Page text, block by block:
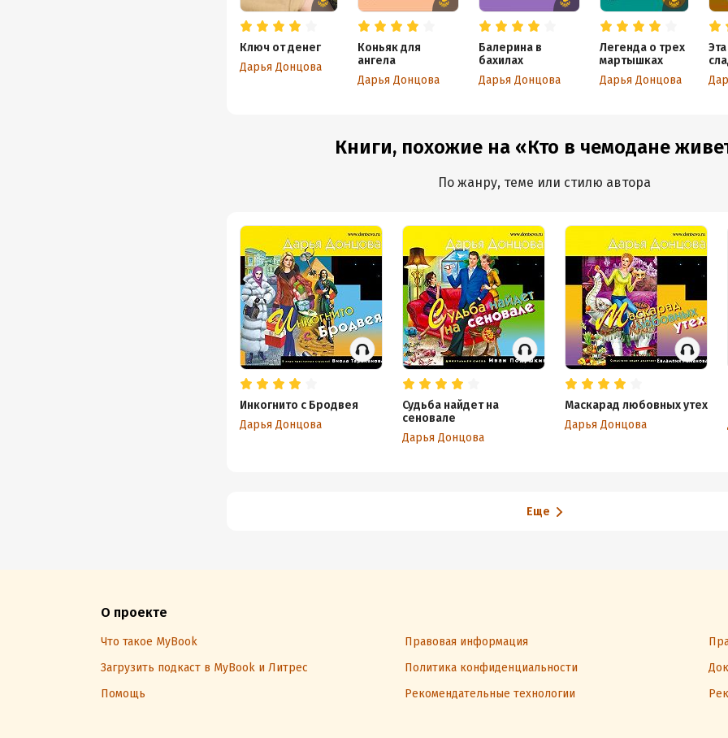
Ключ от денег
Дарья Донцова
Коньяк для
ангела
Дарья Донцова
Балерина в
бахилах
Дарья Донцова
Легенда о трех
мартышках
Дарья Донцова
Книги, похожие на «Кто в чемодане
По жанру, теме или стилю автора
Инкогнито с Бродвея
Дарья Донцова
Судьба найдет на
сеновале
Дарья Донцова
Маскарад любовных утех
Дарья Донцова
Еще
О проекте
Что такое MyBook Правовая информация
Загрузить подкаст в MyBook и Литрес
Политика конфиденциальности
Помощь
Рекомендательные технологии